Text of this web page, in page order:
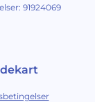
91924069